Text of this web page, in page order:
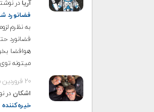
آریادر
فضانورد
به نظرم
فضانورد
هوافضا
میتونه
۲۰ فروردین ماه ۱۴۰۵
اشکاندر